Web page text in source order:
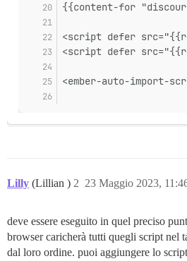
{{content-for
<script defer
<script defer
<ember-auto-import-
Lilly (Lillian ) 23 Maggio 2023,
2
deve essere eseguito in quel preciso
browser caricherà tutti quegli script nel
dal loro ordine. puoi aggiungere lo